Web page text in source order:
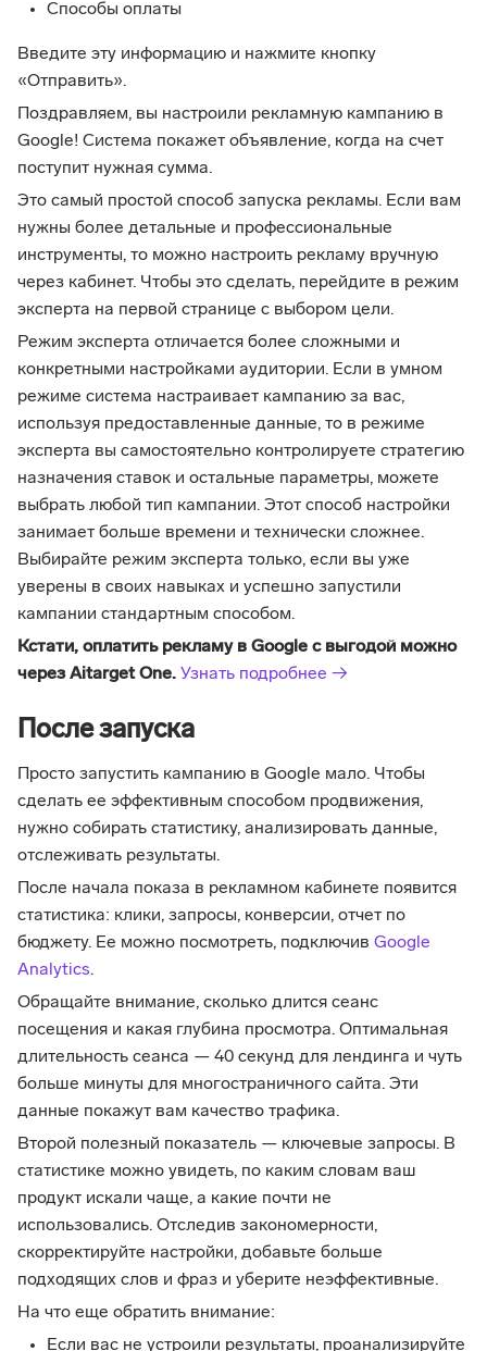
Способы оплаты
Введите эту информацию и нажмите кнопку
«Отправить».
Поздравляем, вы настроили рекламную кампанию в
Google! Система покажет объявление, когда на счет
поступит нужная сумма.
Это самый простой способ запуска рекламы. Если вам
нужны более детальные и профессиональные
инструменты, то можно настроить рекламу вручную
через кабинет. Чтобы это сделать, перейдите в режим
эксперта на первой странице с выбором цели.
Режим эксперта отличается более сложными и
конкретными настройками аудитории. Если в умном
режиме система настраивает кампанию за вас,
используя предоставленные данные, то в режиме
эксперта вы самостоятельно контролируете стратегию
назначения ставок и остальные параметры, можете
выбрать любой тип кампании. Этот способ настройки
занимает больше времени и технически сложнее.
Выбирайте режим эксперта только, если вы уже
уверены в своих навыках и успешно запустили
кампании стандартным способом.
Кстати, оплатить рекламу в Google с выгодой можно
через Aitarget One. Узнать подробнее →
После запуска
Просто запустить кампанию в Google мало. Чтобы
сделать ее эффективным способом продвижения,
нужно собирать статистику, анализировать данные,
отслеживать результаты.
После начала показа в рекламном кабинете появится
статистика: клики, запросы, конверсии, отчет по
бюджету. Ее можно посмотреть, подключив Google
Analytics.
Обращайте внимание, сколько длится сеанс
посещения и какая глубина просмотра. Оптимальная
длительность сеанса — 40 секунд для лендинга и чуть
больше минуты для многостраничного сайта. Эти
данные покажут вам качество трафика.
Второй полезный показатель — ключевые запросы. В
статистике можно увидеть, по каким словам ваш
продукт искали чаще, а какие почти не
использовались. Отследив закономерности,
скорректируйте настройки, добавьте больше
подходящих слов и фраз и уберите неэффективные.
На что еще обратить внимание:
Если вас не устроили результаты, проанализируйте